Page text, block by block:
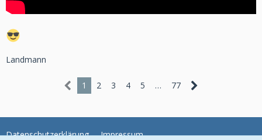
Landmann
1 2 3 4 5 … 77
Datenschutzerklärung Impressum